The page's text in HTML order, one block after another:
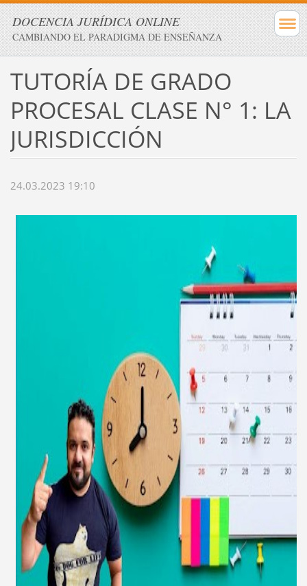
DOCENCIA JURÍDICA ONLINE
CAMBIANDO EL PARADIGMA DE ENSEÑANZA
TUTORÍA DE GRADO
PROCESAL CLASE N° 1: LA
JURISDICCIÓN
24.03.2023 19:10